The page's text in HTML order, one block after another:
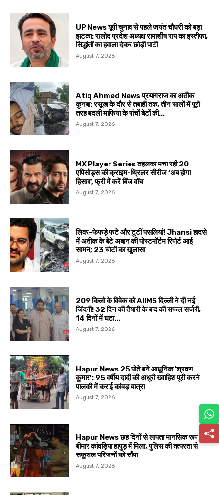
UP News यूपी चुनाव से पहले जयंत चौधरी को बड़ा
झटका: रालोद प्रदेश अध्यक्ष रामाशीष राय का इस्तीफा,
सिद्धांतों का हवाला देकर छोड़ी पार्टी
August 7, 2026
Atiq Ahmed News प्रयागराज का अतीक
कुनबा: रसूख के दौर से तबाही तक, तीन सालों में पूरी
तरह बदली माफिया के पांचों बेटों की...
August 7, 2026
MX Player Series तहलका मचा रही 20
एपिसोड्स की क्राइम-थ्रिलर सीरीज ‘अब होगा
हिसाब’, फ्री में करें बिंज वॉच
August 7, 2026
लिवर-फेफड़े फटे और टूटीं पसलियां! Jhansi हादसे
में अतीक के बेटे अबान की पोस्टमॉर्टम रिपोर्ट आई
सामने; 23 चोटों का खुलासा
August 7, 2026
209 किलो के विवेक को AIIMS दिल्ली ने दी नई
जिंदगी! 32 दिन की तैयारी के बाद की सफल सर्जरी,
14 दिनों में घटा...
August 7, 2026
Hapur News 25 पोते बने आधुनिक ‘श्रवण
कुमार’: 95 वर्षीय दादी की अधूरी ख्वाहिश पूरी करने
पालकी में कराई कांवड़ यात्रा
August 7, 2026
Hapur News छह दिनों से लापता मानसिक रूप से
बीमार कांवड़िया हापुड़ में मिला, पुलिस की तत्परता से
सकुशल परिजनों को सौंपा
August 7, 2026